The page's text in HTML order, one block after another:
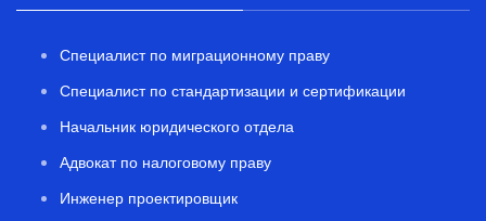
Специалист по миграционному праву
Специалист по стандартизации и сертификации
Начальник юридического отдела
Адвокат по налоговому праву
Инженер проектировщик